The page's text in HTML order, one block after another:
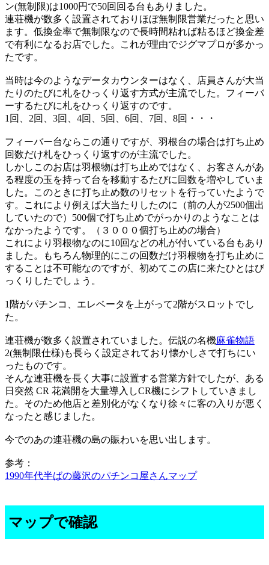
ン(無制限)は1000円で50回回る台もありました。
連荘機が数多く設置されておりほぼ無制限営業だったと思い
ます。低換金率で無制限なので長時間粘れば粘るほど換金差
で有利になるお店でした。これが理由でジグマプロが多かっ
たです。
当時は今のようなデータカウンターはなく、店員さんが大当
たりのたびに札をひっくり返す方式が主流でした。フィーバ
ーするたびに札をひっくり返すのです。
1回、2回、3回、4回、5回、6回、7回、8回・・・
フィーバー台ならこの通りですが、羽根台の場合は打ち止め
回数だけ札をひっくり返すのが主流でした。
しかしこのお店は羽根物は打ち止めではなく、お客さんがあ
る程度の玉を持って台を移動するたびに回数を増やしていま
した。このときに打ち止め数のリセットを行っていたようで
す。これにより例えば大当たりしたのに（前の人が2500個出
していたので）500個で打ち止めでがっかりのようなことは
なかったようです。（３０００個打ち止めの場合）
これにより羽根物なのに10回などの札が付いている台もあり
ました。もちろん物理的にこの回数だけ羽根物を打ち止めに
することは不可能なのですが、初めてこの店に来たひとはび
っくりしたでしょう。
1階がパチンコ、エレベータを上がって2階がスロットでし
た。
連荘機が数多く設置されていました。伝説の名機麻雀物語
2(無制限仕様)も長らく設定されており懐かしさで打ちにい
ったものです。
そんな連荘機を長く大事に設置する営業方針でしたが、ある
日突然 CR 花満開を大量導入しCR機にシフトしていきまし
た。そのため他店と差別化がなくなり徐々に客の入りが悪く
なったと感じました。
今でのあの連荘機の島の賑わいを思い出します。
参考：
1990年代半ばの藤沢のパチンコ屋さんマップ
マップで確認